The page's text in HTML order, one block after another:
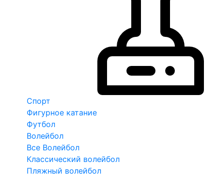
Спорт
Фигурное катание
Футбол
Волейбол
Все Волейбол
Классический волейбол
Пляжный волейбол